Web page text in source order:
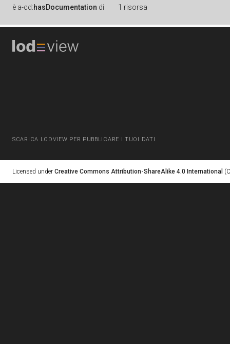
è a-cd:hasDocumentation di 1 risorsa
SCARICA LODVIEW PER PUBBLICARE I TUOI DATI
Licensed under Creative Commons Attribution-ShareAlike 4.0 International